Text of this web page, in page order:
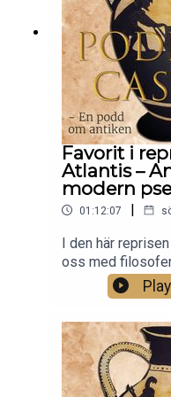
glorifierad bild
grad projicerade
översyn av
hägring. En
av blod, svett och
Favorit i
Atlantis –
modern
01:12:07 |
I den här
oss med
uppfann myten
mest
så. I de två
introducerar
Atlantis, som
berättelse som
Play